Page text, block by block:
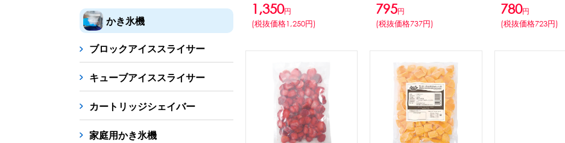
かき氷機
ブロックアイススライサー
キューブアイススライサー
カートリッジシェイバー
家庭用かき氷機
1,350円
(税抜価格1,250円)
795円
(税抜価格737円)
780円
(税抜価格723円)